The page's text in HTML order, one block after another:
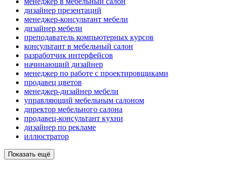
дизайнер презентаций
менеджер-консультант мебели
дизайнер мебели
преподаватель компьютерных курсов
консультант в мебельный салон
разработчик интерфейсов
начинающий дизайнер
менеджер по работе с проектировщиками
продавец цветов
менеджер-дизайнер мебели
управляющий мебельным салоном
директор мебельного салона
продавец-консультант кухни
дизайнер по рекламе
иллюстратор
Показать ещё